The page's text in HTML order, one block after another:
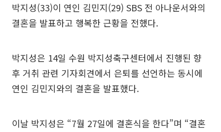
박지성(33)이 연인 김민지(29) SBS 전 아나운서와의
결혼을 발표하고 행복한 근황을 전했다.
박지성은 14일 수원 박지성축구센터에서 진행된 향
후 거취 관련 기자회견에서 은퇴를 선언하는 동시에
연인 김민지와의 결혼을 발표했다.
이날 박지성은 “7월 27일에 결혼식을 한다”며 “결혼